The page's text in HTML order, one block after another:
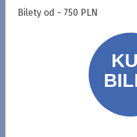
Bilety od - 750 PLN